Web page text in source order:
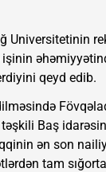
Universitetinin
qeyd edib.
Baş
ən son
tam